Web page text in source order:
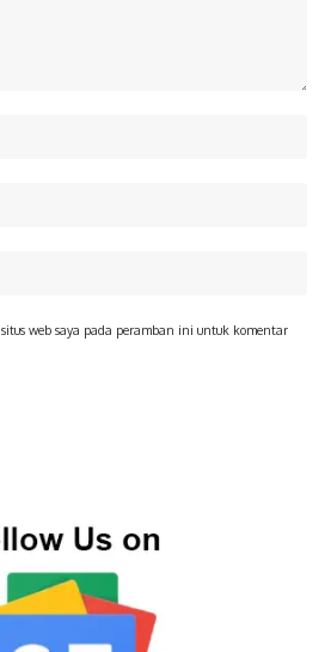
web saya pada peramban ini untuk komentar